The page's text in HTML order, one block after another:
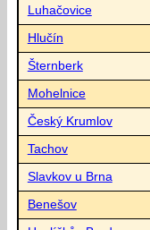
Luhačovice
Hlučín
Šternberk
Mohelnice
Český Krumlov
Tachov
Slavkov u Brna
Benešov